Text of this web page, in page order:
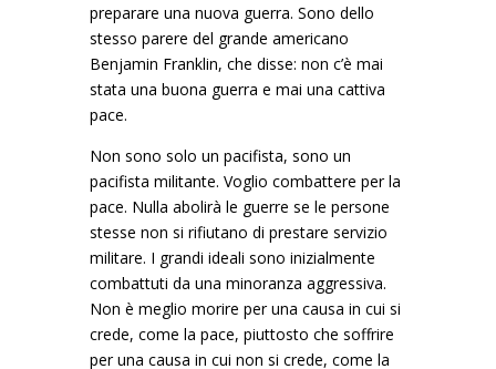
preparare una nuova guerra. Sono dello
stesso parere del grande americano
Benjamin Franklin, che disse: non c’è mai
stata una buona guerra e mai una cattiva
pace.
Non sono solo un pacifista, sono un
pacifista militante. Voglio combattere per la
pace. Nulla abolirà le guerre se le persone
stesse non si rifiutano di prestare servizio
militare. I grandi ideali sono inizialmente
combattuti da una minoranza aggressiva.
Non è meglio morire per una causa in cui si
crede, come la pace, piuttosto che soffrire
per una causa in cui non si crede, come la